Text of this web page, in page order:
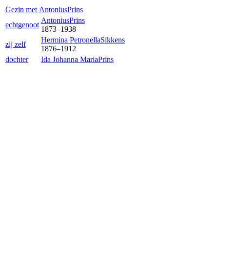
Gezin met AntoniusPrins
echtgenoot
AntoniusPrins
1873–1938
zij zelf
Hermina PetronellaSikkens
1876–1912
dochter
Ida Johanna MariaPrins